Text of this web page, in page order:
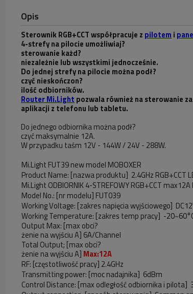
Opis
Sterownik RGB+CCT współpracuje z pilotem i
4-strefy na pilocie umożliwiaj?
sterowanie każd?
niezależnie lub wszystkimi jednocześnie.
Do jednej strefy na pilocie można podł?
czyć nieskończon?
ilość odbiorników.
Router Mi.Light pozwala również na sterowanie
aplikacji z telefonu lub tabletu.
Do jednego odbiornika można podł?
czyć maksymalnie 12A.
W przypadku taśm 12V - 144W / 24V - 288W.
Mi.Light FUT39 new model MOBOXER
Product Name: [nazwa produktu] 2.4GHz RGB+CCT
Mi.Light ODBIORNIK 4-STREFOWY RGB+CCT max12A
Model No.: [nr modelu] FUT039
Working Voltage: [zakres napięcia wyjściowego]
Working Temperature: [zakres temp pracy] -
Output Max: [max obci?
żenie na wyjściu A] 6A/Channel
Total Output; [max obci?
żenie na wyjściu A] Max:12A
RF: [częstotliwość pracy] 2.4GHz
Transmitting power: [moc nadajnika] 6dBm
Control Distance: [max odległość odbiornika i pilota]